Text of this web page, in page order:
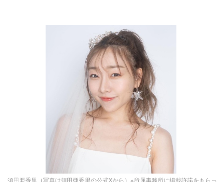
須田亜香里（写真は須田亜香里の公式Xから）※所属事務所に掲載許諾をもらっ